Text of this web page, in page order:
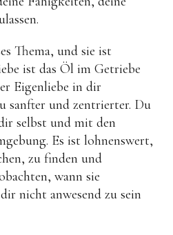
Archiv
Retreats
Hawai’i 2019 &
Hawai’i 2016
Bali 2013
Übertragung vom
Thema, und sie ist
ist das Öl im Getriebe
Eigenliebe in dir
sanfter und zentrierter. Du
selbst und mit den
Es ist lohnenswert,
zu finden und
wann sie
nicht anwesend zu sein